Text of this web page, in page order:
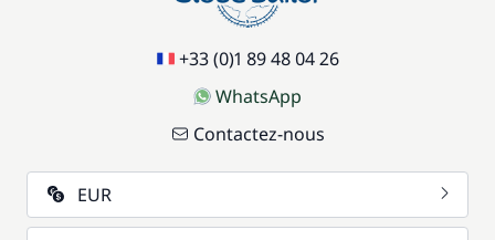
+33 (0)1 89 48 04 26
WhatsApp
Contactez-nous
EUR